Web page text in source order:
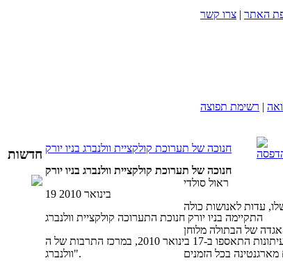
האתר | צרו קשר
| רשימת תפוצה
חדשות
ראול סולדי
חנוכה של תערוכת קולקציית וולנברג בניו יורק
חנוכה של תערוכת קולקציית וולנברג בניו יורק
19 בינואר 2010
התקיימה בניו יורק חנוכת התערוכה קולקציית וולנברג
ניצולי השואה, חברי הקהילה היהודית ונציגי העיתונות התאספו ב-17 בינואר 2010, במרכז התרבות של ה- FIRW, הנחנך רק עתה, לחנוכת התערוכה "קולקציית
וולנברג".